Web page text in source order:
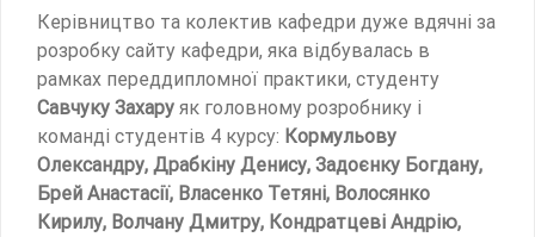
Керівництво та колектив кафедри дуже вдячні за
розробку сайту кафедри, яка відбувалась в
рамках переддипломної практики, студенту
Савчуку Захару як головному розробнику і
команді студентів 4 курсу: Кормульову
Олександру, Драбкіну Денису, Задоєнку Богдану,
Брей Анастасії, Власенко Тетяні, Волосянко
Кирилу, Волчану Дмитру, Кондратцеві Андрію,